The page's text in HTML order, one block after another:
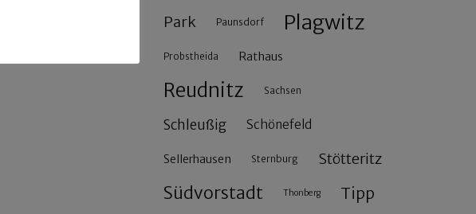
Park Paunsdorf Plagwitz
Probstheida Rathaus
Reudnitz Sachsen
Schleußig Schönefeld
Sellerhausen Sternburg Stötteritz
Südvorstadt Thonberg Tipp